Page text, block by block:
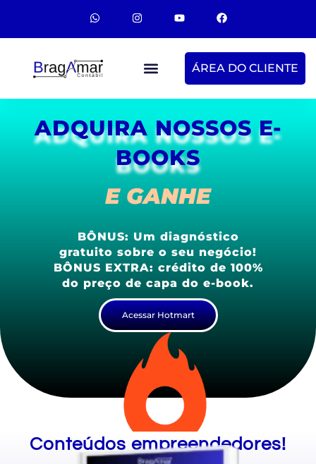
ÁREA DO CLIENTE
Livraria
ADQUIRA NOSSOS E-
BOOKS
E GANHE
BÔNUS: Um diagnóstico
gratuito sobre o seu negócio!
BÔNUS EXTRA: crédito de 100%
do preço de capa do e-book.
Acessar Hotmart
Conteúdos empreendedores!